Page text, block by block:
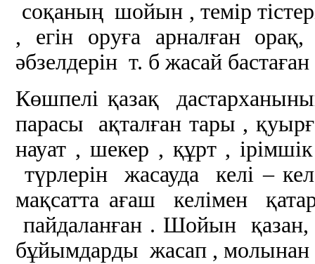
соқаның шойын , темір
, егін оруға арналған
әбзелдерін т. б жасай бастаған
Көшпелі қазақ
парасы ақталған тары ,
науат , шекер , құрт ,
түрлерін жасауда келі –
мақсатта ағаш келімен
пайдаланған . Шойын
бұйымдарды жасап , молынан